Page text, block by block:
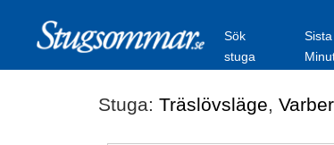
Sök
stuga
Sista
Stuga: Träslövsläge,